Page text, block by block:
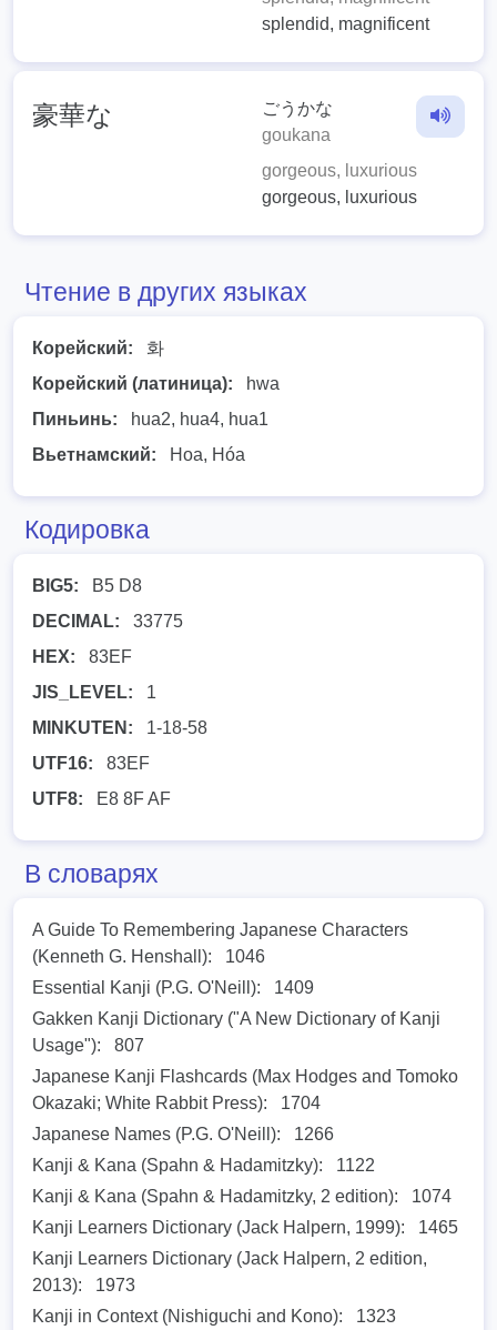
splendid, magnificent
豪華な
ごうかな
goukana
gorgeous, luxurious
gorgeous, luxurious
Чтение в других языках
Корейский:
화
Корейский (латиница):
hwa
Пиньинь:
hua2, hua4, hua1
Вьетнамский:
Hoa, Hóa
Кодировка
BIG5:
B5 D8
DECIMAL:
33775
HEX:
83EF
JIS_LEVEL:
1
MINKUTEN:
1-18-58
UTF16:
83EF
UTF8:
E8 8F AF
В словарях
A Guide To Remembering Japanese Characters
(Kenneth G. Henshall):
1046
Essential Kanji (P.G. O'Neill):
1409
Gakken Kanji Dictionary ("A New Dictionary of Kanji
Usage"):
807
Japanese Kanji Flashcards (Max Hodges and Tomoko
Okazaki; White Rabbit Press):
1704
Japanese Names (P.G. O'Neill):
1266
Kanji & Kana (Spahn & Hadamitzky):
1122
Kanji & Kana (Spahn & Hadamitzky, 2 edition):
1074
Kanji Learners Dictionary (Jack Halpern, 1999):
1465
Kanji Learners Dictionary (Jack Halpern, 2 edition,
2013):
1973
Kanji in Context (Nishiguchi and Kono):
1323